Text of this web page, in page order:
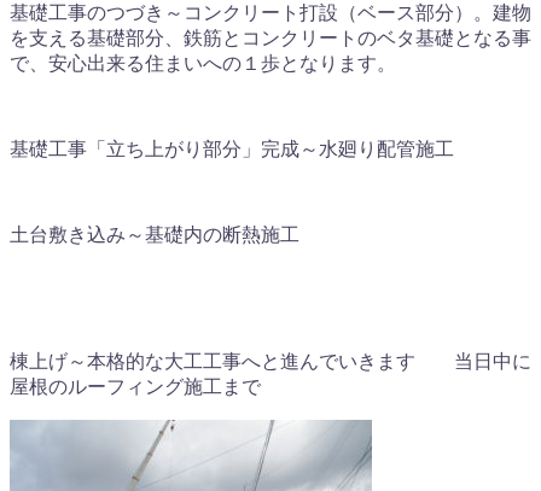
基礎工事のつづき～コンクリート打設（ベース部分）。建物
を支える基礎部分、鉄筋とコンクリートのベタ基礎となる事
で、安心出来る住まいへの１歩となります。
基礎工事「立ち上がり部分」完成～水廻り配管施工
土台敷き込み～基礎内の断熱施工
棟上げ～本格的な大工工事へと進んでいきます 当日中に
屋根のルーフィング施工まで